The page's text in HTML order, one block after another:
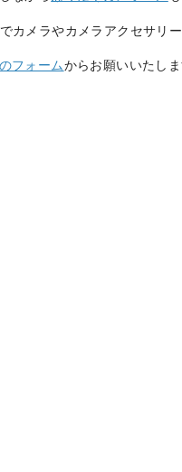
カメラやカメラアクセサリ
フォームからお願いいたしま